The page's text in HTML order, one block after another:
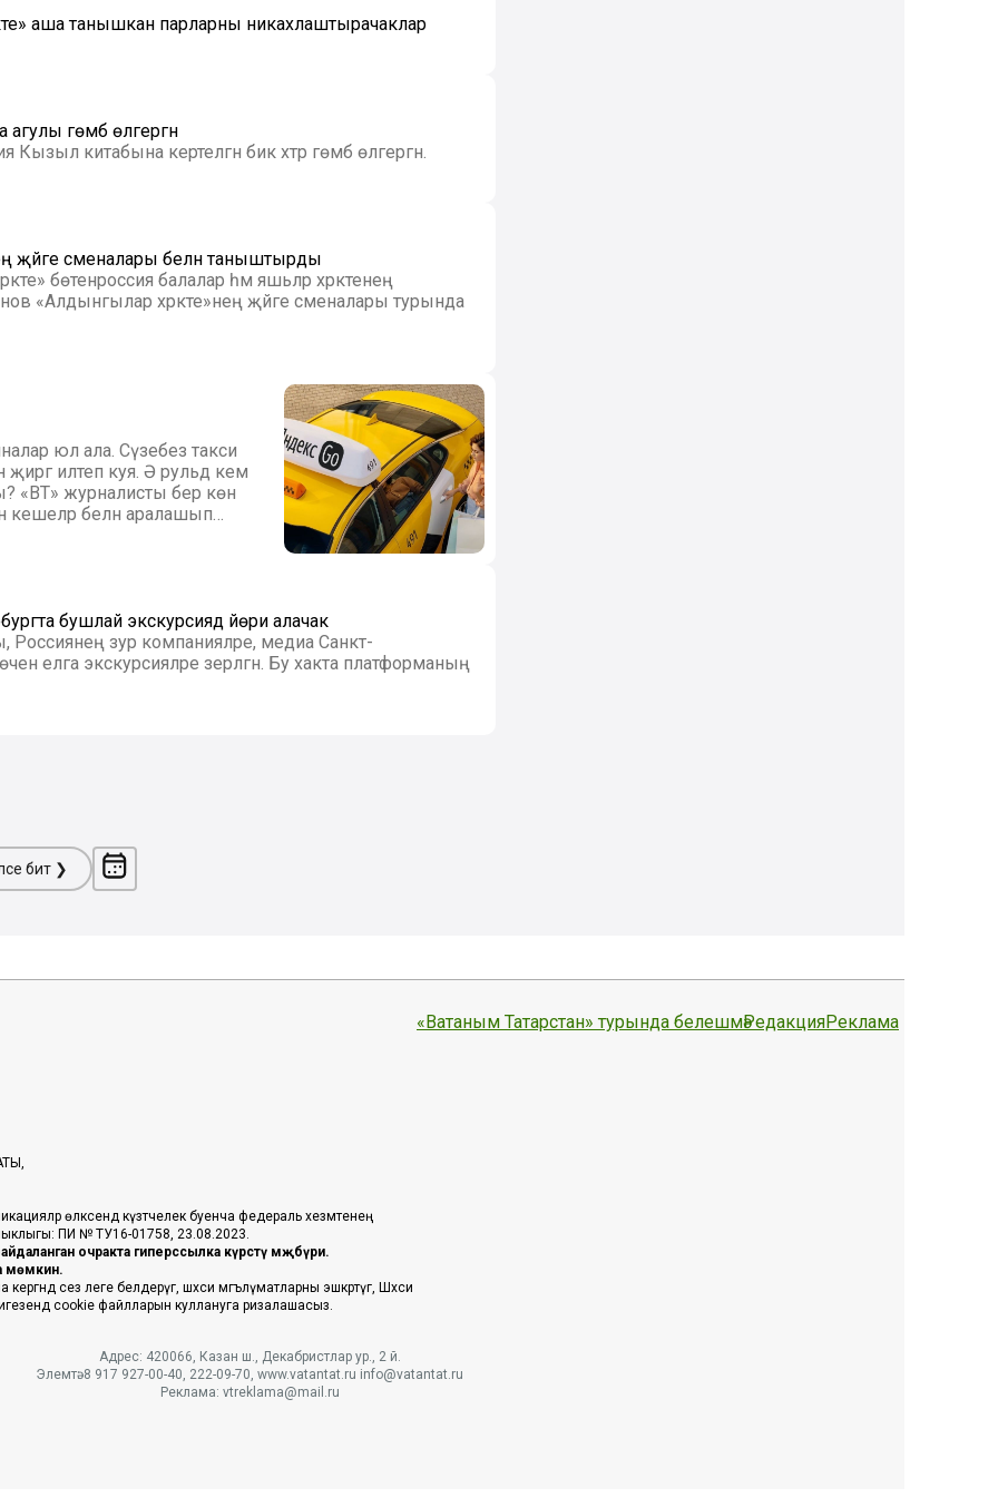
аша танышкан парларны никахлаштырачаклар
гөмбә өлгергән
китабына кертелгән бик хәтәр гөмбә өлгергән.
җәйге сменалары белән таныштырды
бөтенроссия балалар һәм яшьләр хәрәкәтенең
«Алдынгылар хәрәкәте»нең җәйге сменалары турында
юл ала. Сүзебез такси
җиргә илтеп куя. Ә рульдә кем
«ВТ» журналисты бер көн
кешеләр белән аралашып
бушлай экскурсиядә йөри алачак
зур компанияләре, медиа Санкт-
елга экскурсияләре әзерләгән. Бу хакта платформаның
бит ❯
өлкәсендә күзәтчелек буенча федераль хезмәтенең
ПИ № ТУ16-01758, 23.08.2023.
очракта гиперссылка күрсәтү мәҗбүри.
мөмкин.
сез әлеге белдерүгә, шәхси мәгълүматларны эшкәртүгә, Шәхси
cookie файлларын куллануга ризалашасыз.
«Ватаным Татарстан» турында белешмәРедакцияРеклама
Адрес: 420066, Казан ш., Декабристлар ур., 2 й.
Элемтә: 8 917 927-00-40, 222-09-70, www.vatantat.ru info@vatantat.ru
Реклама: vtreklama@mail.ru